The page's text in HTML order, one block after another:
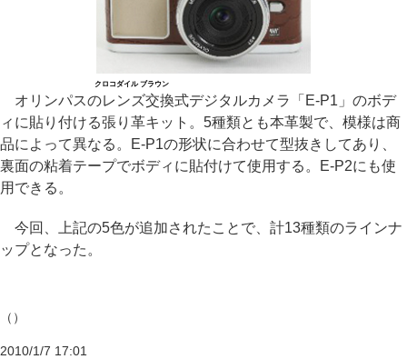
クロコダイル ブラウン
オリンパスのレンズ交換式デジタルカメラ「E-P1」のボデ
ィに貼り付ける張り革キット。5種類とも本革製で、模様は商
品によって異なる。E-P1の形状に合わせて型抜きしてあり、
裏面の粘着テープでボディに貼付けて使用する。E-P2にも使
用できる。
今回、上記の5色が追加されたことで、計13種類のラインナ
ップとなった。
（）
2010/1/7 17:01